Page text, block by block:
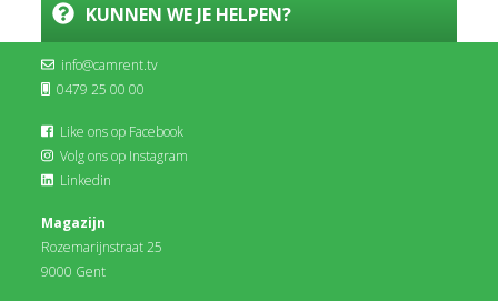
KUNNEN WE JE HELPEN?
info@camrent.tv
0479 25 00 00
Like ons op Facebook
Volg ons op Instagram
Linkedin
Magazijn
Rozemarijnstraat 25
9000 Gent